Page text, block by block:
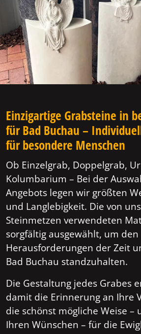
Einzigartige Grabsteine in
für Bad Buchau –
für besondere Menschen
Ob Einzelgrab, Doppelgrab,
Kolumbarium – Bei der
Angebots legen wir größten
und Langlebigkeit. Die von
Steinmetzen verwendeten
sorgfältig ausgewählt, um den
Herausforderungen der Zeit
Bad Buchau standzuhalten.
Die Gestaltung jedes Grabes
damit die Erinnerung an Ihre
die schönst mögliche Weise –
Ihren Wünschen – für die